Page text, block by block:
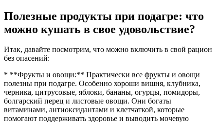
Полезные продукты при подагре: что
можно кушать в свое удовольствие?
Итак, давайте посмотрим, что можно включить в свой рацион
без опасений:
* **Фрукты и овощи:** Практически все фрукты и овощи
полезны при подагре. Особенно хороши вишня, клубника,
черника, цитрусовые, яблоки, бананы, огурцы, помидоры,
болгарский перец и листовые овощи. Они богаты
витаминами, антиоксидантами и клетчаткой, которые
помогают поддерживать здоровье и выводить мочевую